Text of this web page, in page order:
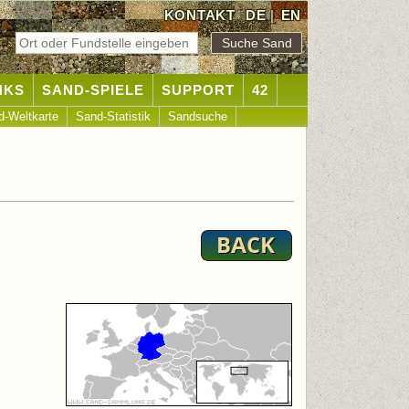
KONTAKT DE|EN
SAND-SPIELE SUPPORT 42
Weltkarte Sand-Statistik Sandsuche